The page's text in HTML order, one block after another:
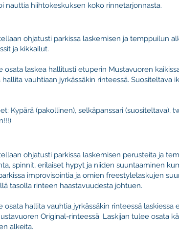
nauttia hiihtokeskuksen koko rinnetarjonnasta.
ohjatusti parkissa laskemisen ja temppuilun
ja kikkailut.
laskea hallitusti etuperin Mustavuoren
vauhtiaan jyrkässäkin rinteessä. Suositeltava
Kypärä (pakollinen), selkäpanssari (suositeltava),
ohjatusti parkissa laskemisen perusteita ja
spinnit, erilaiset hypyt ja niiden suuntaaminen
improvisointia ja omien freestylelaskujen
tasolla rinteen haastavuudesta johtuen.
hallita vauhtia jyrkässäkin rinteessä
Original-rinteessä. Laskijan tulee osata
alkeita.